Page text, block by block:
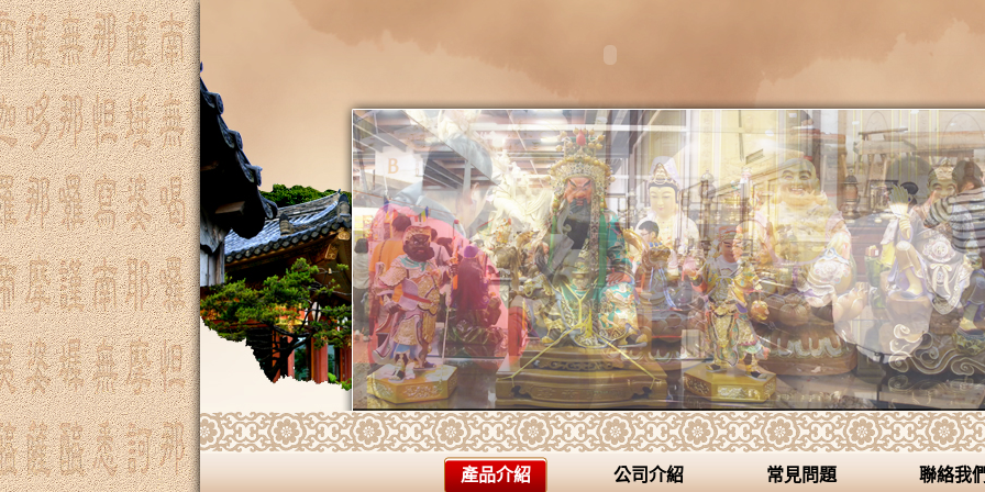
專營雷射雕刻、木雕佛祖聯、高級綢布彩繪佛像、佛祖龕、 佛具百貨、各式木框批發
產品介紹 公司介紹 常見問題 聯絡我